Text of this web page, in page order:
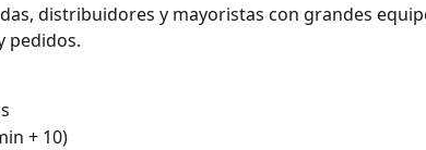
distribuidores y mayoristas con grandes
pedidos.
+ 10)